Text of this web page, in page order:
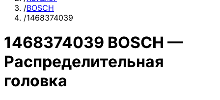
/BOSCH
/1468374039
1468374039 BOSCH —
Распределительная
головка